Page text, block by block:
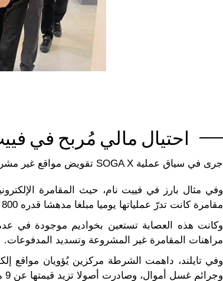
احتيال مالي مُربح في
جرى في سياق عملية SOGA X تقويض مواقع غير مشروعة للمراهنات على نطاق واسع وإجهاض مخططات معقدة لارتكاب جرائم مالية.
وفي مثال بارز في فييت نام، حيث المقامرة
مقامرة كانت تدرّ عملياتها يوميا مبلغا مدهشا قدره 800 000 دولار أمريكي.
وكانت هذه العصابة تستعين بخواديم موجودة في
مراهنات المقامرة غير المشروعة وتسديد المدفوعات.
وفي تايلند، داهمت الشرطة مركزين يُؤويان مواقع
وجرائم غسل أموال، وصادرت أصولا تزيد قيمتها عن 9 ملايين دولار أمريكي.